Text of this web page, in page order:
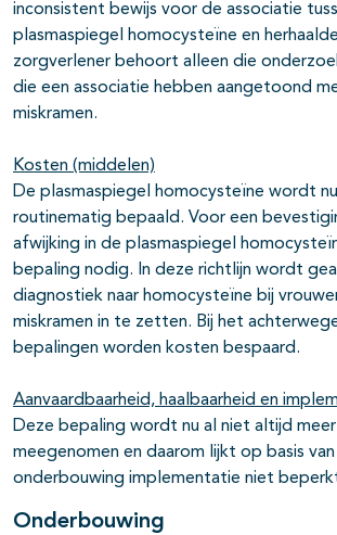
inconsistent bewijs voor de associatie
plasmaspiegel homocysteïne en
zorgverlener behoort alleen die
die een associatie hebben aangetoond
miskramen.
Kosten (middelen)
De plasmaspiegel homocysteïne wordt
routinematig bepaald. Voor een
afwijking in de plasmaspiegel
bepaling nodig. In deze richtlijn wordt
diagnostiek naar homocysteïne bij
miskramen in te zetten. Bij het
bepalingen worden kosten bespaard.
Aanvaardbaarheid, haalbaarheid en
Deze bepaling wordt nu al niet altijd
meegenomen en daarom lijkt op basis
onderbouwing implementatie niet
Onderbouwing